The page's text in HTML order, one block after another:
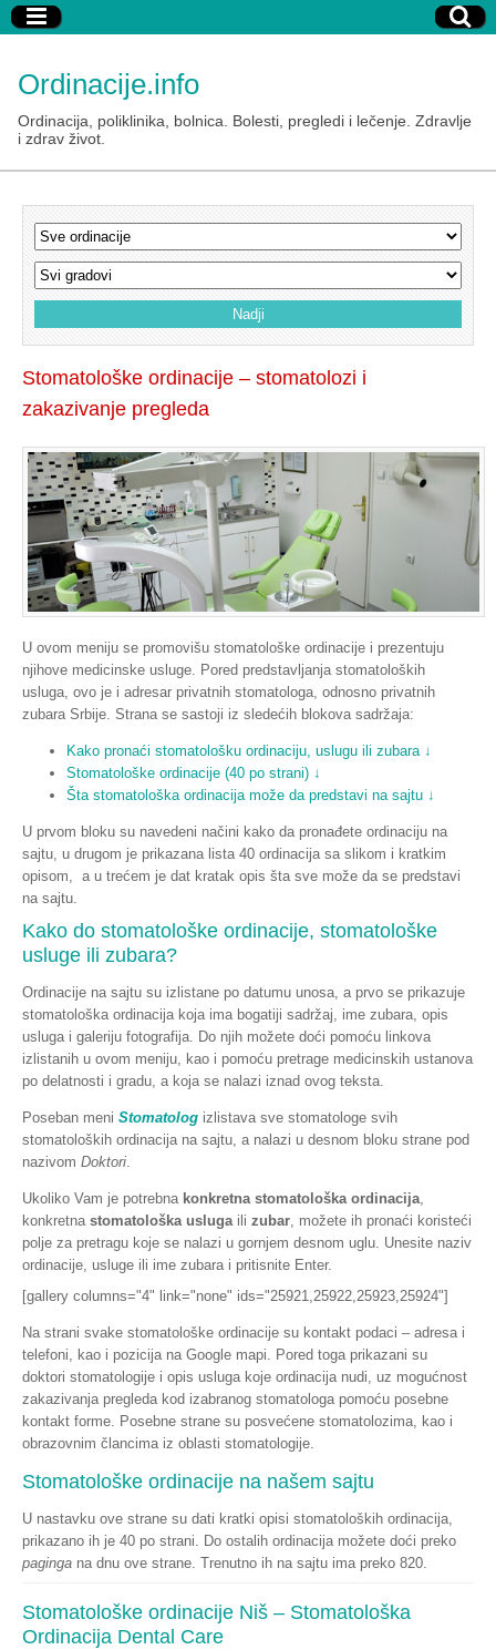
Ordinacije.info
Ordinacija, poliklinika, bolnica. Bolesti, pregledi i lečenje. Zdravlje
i zdrav život.
Stomatološke ordinacije – stomatolozi i
zakazivanje pregleda
U ovom meniju se promovišu stomatološke ordinacije i prezentuju
njihove medicinske usluge. Pored predstavljanja stomatoloških
usluga, ovo je i adresar privatnih stomatologa, odnosno privatnih
zubara Srbije. Strana se sastoji iz sledećih blokova sadržaja:
Kako pronaći stomatološku ordinaciju, uslugu ili zubara ↓
Stomatološke ordinacije (40 po strani) ↓
Šta stomatološka ordinacija može da predstavi na sajtu ↓
U prvom bloku su navedeni načini kako da pronađete ordinaciju na
sajtu, u drugom je prikazana lista 40 ordinacija sa slikom i kratkim
opisom, a u trećem je dat kratak opis šta sve može da se predstavi
na sajtu.
Kako do stomatološke ordinacije, stomatološke
usluge ili zubara?
Ordinacije na sajtu su izlistane po datumu unosa, a prvo se prikazuje
stomatološka ordinacija koja ima bogatiji sadržaj, ime zubara, opis
usluga i galeriju fotografija. Do njih možete doći pomoću linkova
izlistanih u ovom meniju, kao i pomoću pretrage medicinskih ustanova
po delatnosti i gradu, a koja se nalazi iznad ovog teksta.
Poseban meni Stomatolog izlistava sve stomatologe svih
stomatoloških ordinacija na sajtu, a nalazi u desnom bloku strane pod
nazivom Doktori
Ukoliko Vam je potrebna konkretna stomatološka ordinacija
konkretna stomatološka usluga ili zubar , možete ih pronaći koristeći
polje za pretragu koje se nalazi u gornjem desnom uglu. Unesite naziv
ordinacije, usluge ili ime zubara i pritisnite Enter.
[gallery columns="4" link="none" ids="25921,25922,25923,25924"]
Na strani svake stomatološke ordinacije su kontakt podaci – adresa i
telefoni, kao i pozicija na Google mapi. Pored toga prikazani su
doktori stomatologije i opis usluga koje ordinacija nudi, uz mogućnost
zakazivanja pregleda kod izabranog stomatologa pomoću posebne
kontakt forme. Posebne strane su posvećene stomatolozima, kao i
obrazovnim člancima iz oblasti stomatologije.
Stomatološke ordinacije na našem sajtu
U nastavku ove strane su dati kratki opisi stomatoloških ordinacija,
prikazano ih je 40 po strani. Do ostalih ordinacija možete doći preko
paginga na dnu ove strane. Trenutno ih na sajtu ima preko 820.
Stomatološke ordinacije Niš – Stomatološka
Ordinacija Dental Care